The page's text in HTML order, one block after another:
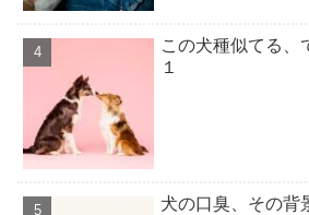
この犬種似てる
１
犬の口臭、その背